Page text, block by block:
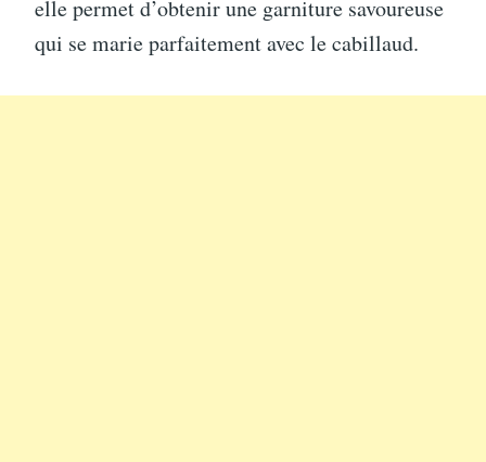
elle permet d’obtenir une garniture savoureuse
qui se marie parfaitement avec le cabillaud.